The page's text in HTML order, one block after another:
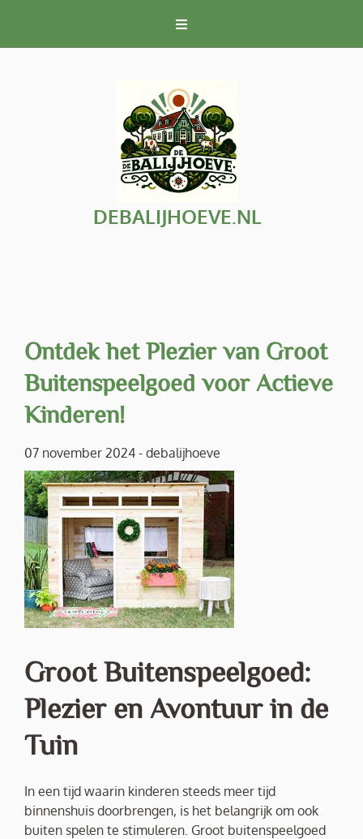
inhoud
DEBALIJHOEVE.NL
Ontdek het Plezier van Groot
Buitenspeelgoed voor Actieve
Kinderen!
07 november 2024 - debalijhoeve
Groot Buitenspeelgoed:
Plezier en Avontuur in de
Tuin
In een tijd waarin kinderen steeds meer tijd
binnenshuis doorbrengen, is het belangrijk om ook
buiten spelen te stimuleren. Groot buitenspeelgoed